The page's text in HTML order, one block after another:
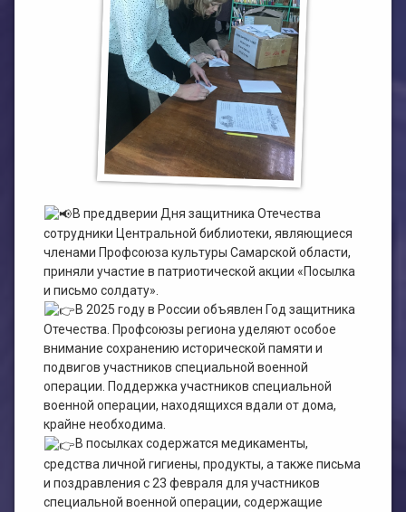
План работы филиала №1
План работы филиала №2
ЭЛЕКТРОННЫЙ КАТАЛОГ
В преддверии Дня защитника Отечества
сотрудники Центральной библиотеки, являющиеся
членами Профсоюза культуры Самарской области,
приняли участие в патриотической акции «Посылка
и письмо солдату».
В 2025 году в России объявлен Год защитника
Отечества. Профсоюзы региона уделяют особое
внимание сохранению исторической памяти и
подвигов участников специальной военной
операции. Поддержка участников специальной
военной операции, находящихся вдали от дома,
крайне необходима.
В посылках содержатся медикаменты,
средства личной гигиены, продукты, а также письма
и поздравления с 23 февраля для участников
специальной военной операции, содержащие